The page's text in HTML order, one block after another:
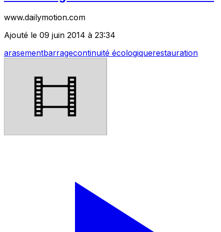
www.dailymotion.com
Ajouté le 09 juin 2014 à 23:34
arasementbarragecontinuité écologiquerestauration